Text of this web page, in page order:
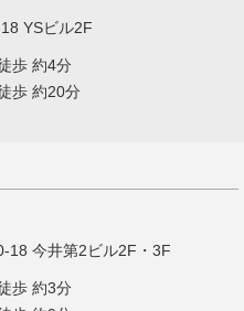
YSビル2F
歩 約4分
歩 約20分
18 今井第2ビル2F・3F
歩 約3分